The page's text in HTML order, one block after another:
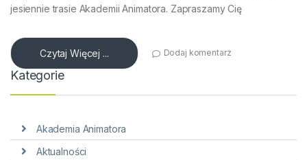
jesiennie trasie Akademii Animatora. Zapraszamy Cię
Czytaj Więcej ... Dodaj komentarz
Kategorie
Akademia Animatora
Aktualności